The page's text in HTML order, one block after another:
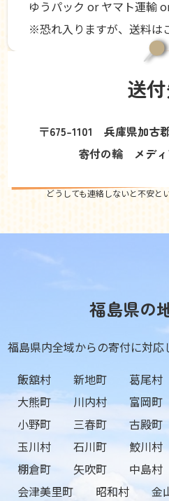
ゆうパック or ヤマト運輸
※恐れ入りますが、送料は
送
〒675-1101 兵庫県加古
寄付の輪 メディ
どうしても連絡しないと不安と
福島県の
福島県内全域からの寄付に対応
飯舘村
新地町 葛尾村
大熊町
川内村 富岡町
小野町
三春町 古殿町
玉川村
石川町 鮫川村
棚倉町
矢吹町 中島村
会津美里町
昭和村 金